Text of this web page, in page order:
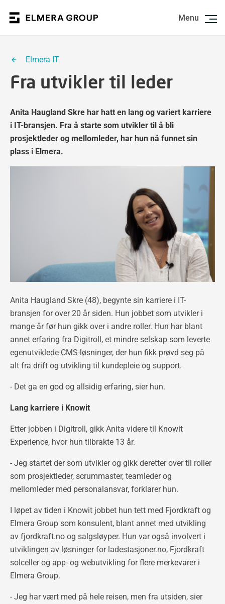
Menu
Elmera IT
Fra utvikler til leder
Anita Haugland Skre har hatt en lang og variert karriere
i IT-bransjen. Fra å starte som utvikler til å bli
prosjektleder og mellomleder, har hun nå funnet sin
plass i Elmera.
Anita Haugland Skre (48), begynte sin karriere i IT-
bransjen for over 20 år siden. Hun jobbet som utvikler i
mange år før hun gikk over i andre roller. Hun har blant
annet erfaring fra Digitroll, et mindre selskap som leverte
egenutviklede CMS-løsninger, der hun fikk prøvd seg på
alt fra drift og utvikling til kundepleie og support.
- Det ga en god og allsidig erfaring, sier hun.
Lang karriere i Knowit
Etter jobben i Digitroll, gikk Anita videre til Knowit
Experience, hvor hun tilbrakte 13 år.
- Jeg startet der som utvikler og gikk deretter over til roller
som prosjektleder, scrummaster, teamleder og
mellomleder med personalansvar, forklarer hun.
I løpet av tiden i Knowit jobbet hun tett med Fjordkraft og
Elmera Group som konsulent, blant annet med utvikling
av fjordkraft.no og salgsløyper. Hun var også involvert i
utviklingen av løsninger for ladestasjoner.no, Fjordkraft
solceller og app- og webutvikling for flere merkevarer i
Elmera Group.
- Jeg har vært med på hele reisen, men fra utsiden, sier